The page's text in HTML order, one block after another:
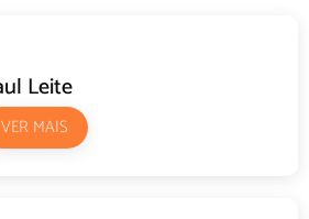
Leite
VER MAIS